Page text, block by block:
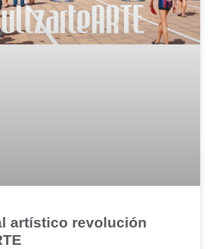
artístico revolución